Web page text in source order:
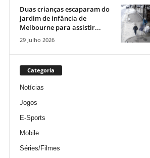
Duas crianças escaparam do
jardim de infância de
Melbourne para assistir...
29 Julho 2026
Categoria
Notícias
Jogos
E-Sports
Mobile
Séries/Filmes